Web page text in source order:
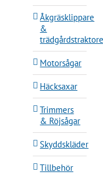
Åkgräsklippare
&
Motorsågar
Häcksaxar
Trimmers
& Röjsågar
Skyddskläder
Tillbehör